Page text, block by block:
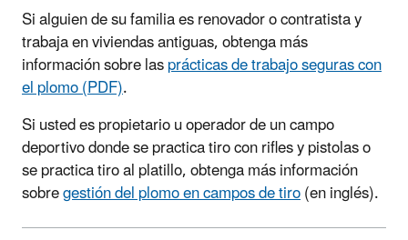
Si alguien de su familia es renovador o contratista y
trabaja en viviendas antiguas, obtenga más
información sobre lasprácticas de trabajo seguras con
el plomo (PDF).
Si usted es propietario u operador de un campo
deportivo donde se practica tiro con rifles y pistolas o
se practica tiro al platillo, obtenga más información
sobregestión del plomo en campos de tiro(en inglés).